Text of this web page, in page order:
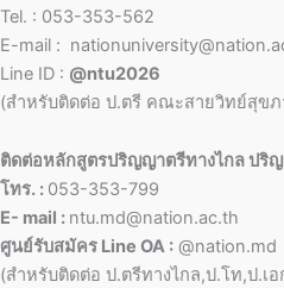
Tel. : 053-353-562
E-mail :
Line ID : @ntu2026
(สำหรับติดต่อ ป.ตรี คณะสายวิทย์สุขภ
ติดต่อหลักสูตรปริญญาตรีทางไกล ปริ
โทร. : 053-353-799
E- mail : ntu.md@nation.ac.th
ศูนย์รับสมัคร Line OA : @nation.md
(สำหรับติดต่อ ป.ตรีทางไกล,ป.โท,ป.เอ